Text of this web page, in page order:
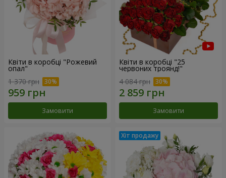
Квіти в коробці "Рожевий
опал"
1 370 грн
Замовити
Квіти в коробці "25
червоних троянд!"
4 084 грн
Замовити